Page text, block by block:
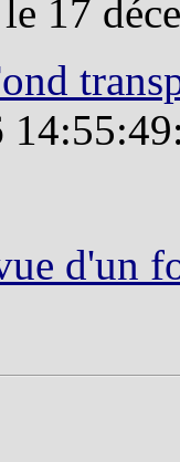
le 17
d'un